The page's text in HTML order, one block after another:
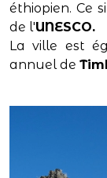
éthiopien. Ce
de l'UNESCO.
La ville est
annuel de